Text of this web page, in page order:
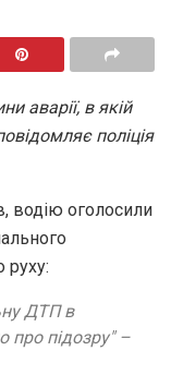
аварії, в якій
поліція
водію оголосили
руху:
ДТП в
про підозру" –